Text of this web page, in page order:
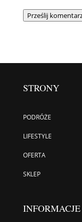
Prześlij
STRONY
PODRÓŻE
LIFESTYLE
OFERTA
SKLEP
INFORMACJE